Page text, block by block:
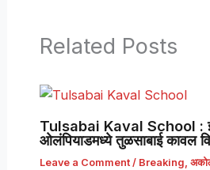
Related Posts
Tulsabai Kaval School :
ओलंपियाडमध्ये तुळसाबाई कावल
Leave a Comment / Breaking,